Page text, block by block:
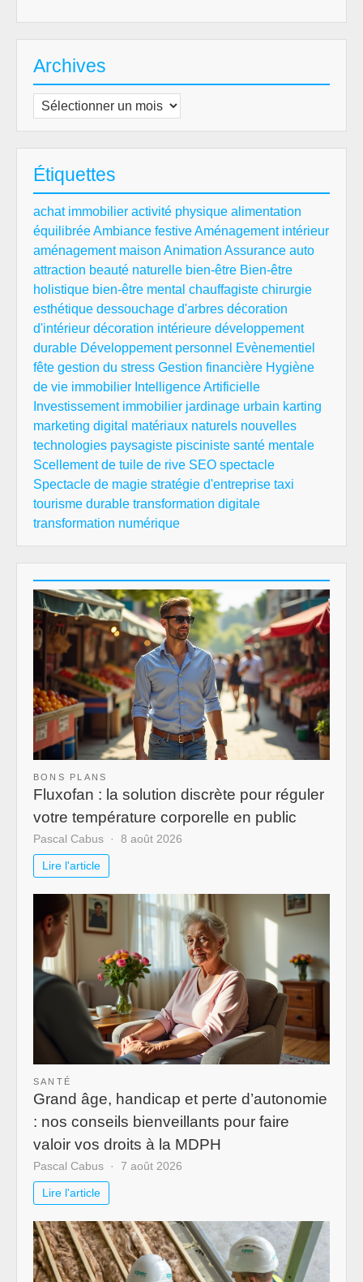
Archives
Archives
Étiquettes
achat immobilier activité physique alimentation
équilibréeAmbiance festiveAménagement intérieur
aménagement maison Animation Assurance auto
attraction beauté naturelle bien-être Bien-être
holistique bien-être mental chauffagiste chirurgie
esthétique dessouchage d'arbres décoration
d'intérieur décoration intérieure développement
durable Développement personnel Evènementiel
fête gestion du stress Gestion financière Hygiène
de vie immobilier Intelligence Artificielle
Investissement immobilier jardinage urbain karting
marketing digital matériaux naturels nouvelles
technologies paysagiste pisciniste santé mentale
Scellement de tuile de rive SEO spectacle
Spectacle de magie stratégie d'entreprise taxi
tourisme durable transformation digitale
transformation numérique
BONS PLANS
Fluxofan : la solution discrète pour réguler
votre température corporelle en public
Pascal Cabus 8 août 2026
Lire l'article
SANTÉ
Grand âge, handicap et perte d’autonomie
: nos conseils bienveillants pour faire
valoir vos droits à la MDPH
Pascal Cabus 7 août 2026
Lire l'article